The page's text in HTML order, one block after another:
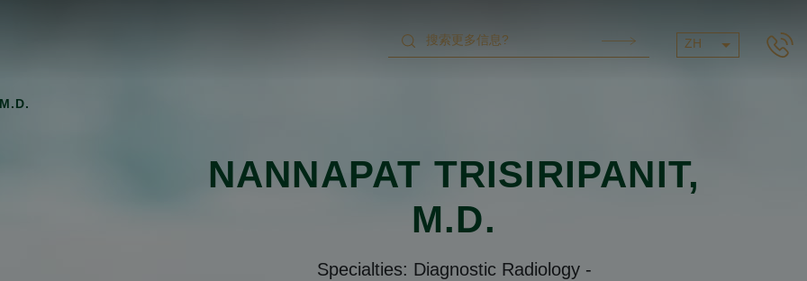
ZH
NANNAPAT TRISIRIPANIT,
M.D.
Specialties: Diagnostic Radiology-